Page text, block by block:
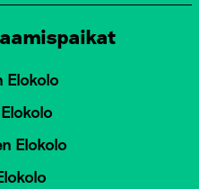
Elokolo
Elokolo